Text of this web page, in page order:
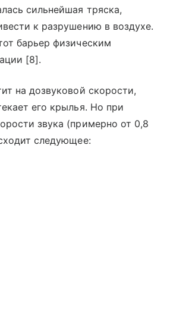
сильнейшая тряска,
к разрушению в воздухе.
барьер физическим
[8].
на дозвуковой скорости,
его крылья. Но при
звука (примерно от 0,8
следующее: